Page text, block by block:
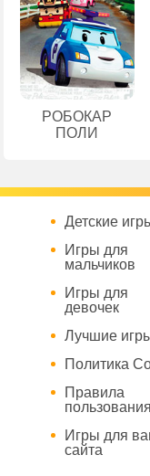
РОБОКАР
ПОЛИ
Детские
Игры для
мальчиков
Игры для
девочек
Лучшие
Политика
Правила
пользования
Игры для
сайта